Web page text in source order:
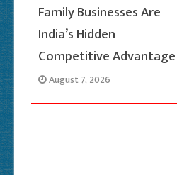
Family Businesses Are
India’s Hidden
Competitive Advantage
August 7, 2026